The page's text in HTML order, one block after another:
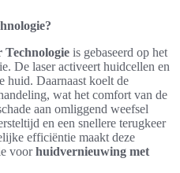
Technologie is gebaseerd op het
De laser activeert huidcellen en
huid. Daarnaast koelt de
wat het comfort van de
aan omliggend weefsel
en een snellere terugkeer
efficiëntie maakt deze
voorhuidvernieuwing met